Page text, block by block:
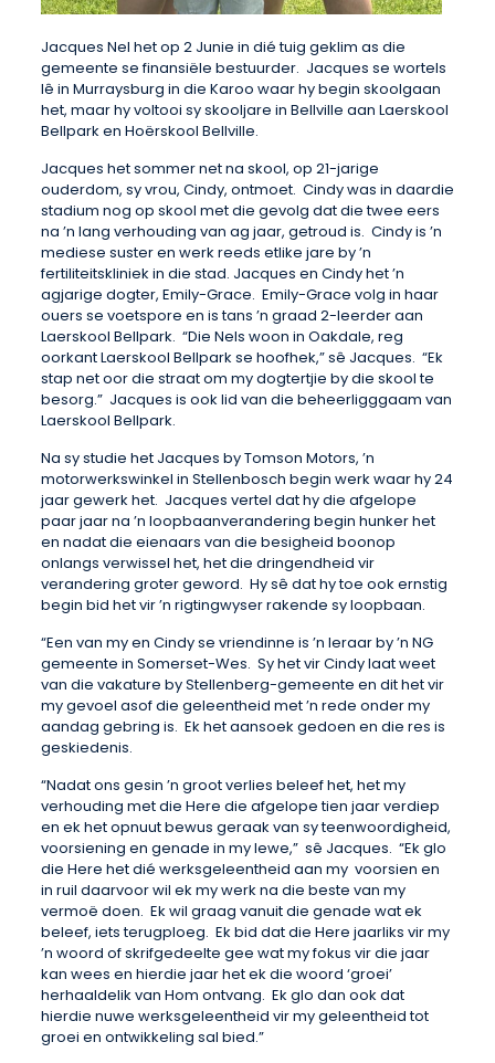
Jacques Nel het op 2 Junie in dié tuig geklim as die
gemeente se finansiële bestuurder. Jacques se wortels
lê in Murraysburg in die Karoo waar hy begin skoolgaan
het, maar hy voltooi sy skooljare in Bellville aan Laerskool
Bellpark en Hoërskool Bellville.
Jacques het sommer net na skool, op 21-jarige
ouderdom, sy vrou, Cindy, ontmoet. Cindy was in daardie
stadium nog op skool met die gevolg dat die twee eers
na ’n lang verhouding van ag jaar, getroud is. Cindy is ’n
mediese suster en werk reeds etlike jare by ’n
fertiliteitskliniek in die stad. Jacques en Cindy het ’n
agjarige dogter, Emily-Grace. Emily-Grace volg in haar
ouers se voetspore en is tans ’n graad 2-leerder aan
Laerskool Bellpark. “Die Nels woon in Oakdale, reg
oorkant Laerskool Bellpark se hoofhek,” sê Jacques. “Ek
stap net oor die straat om my dogtertjie by die skool te
besorg.” Jacques is ook lid van die beheerligggaam van
Laerskool Bellpark.
Na sy studie het Jacques by Tomson Motors, ’n
motorwerkswinkel in Stellenbosch begin werk waar hy 24
jaar gewerk het. Jacques vertel dat hy die afgelope
paar jaar na ’n loopbaanverandering begin hunker het
en nadat die eienaars van die besigheid boonop
onlangs verwissel het, het die dringendheid vir
verandering groter geword. Hy sê dat hy toe ook ernstig
begin bid het vir ’n rigtingwyser rakende sy loopbaan.
“Een van my en Cindy se vriendinne is ’n leraar by ’n NG
gemeente in Somerset-Wes. Sy het vir Cindy laat weet
van die vakature by Stellenberg-gemeente en dit het vir
my gevoel asof die geleentheid met ’n rede onder my
aandag gebring is. Ek het aansoek gedoen en die res is
geskiedenis.
“Nadat ons gesin ’n groot verlies beleef het, het my
verhouding met die Here die afgelope tien jaar verdiep
en ek het opnuut bewus geraak van sy teenwoordigheid,
voorsiening en genade in my lewe,” sê Jacques. “Ek glo
die Here het dié werksgeleentheid aan my voorsien en
in ruil daarvoor wil ek my werk na die beste van my
vermoë doen. Ek wil graag vanuit die genade wat ek
beleef, iets terugploeg. Ek bid dat die Here jaarliks vir my
’n woord of skrifgedeelte gee wat my fokus vir die jaar
kan wees en hierdie jaar het ek die woord ‘groei’
herhaaldelik van Hom ontvang. Ek glo dan ook dat
hierdie nuwe werksgeleentheid vir my geleentheid tot
groei en ontwikkeling sal bied.”